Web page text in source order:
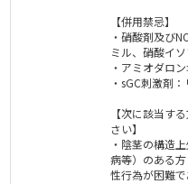
【併用禁忌】
・硝酸剤及び
ミル、硝酸イ
・アミオダロ
・sGC刺激剤
【次に該当す
さい】
・陰茎の構造
病等）のある方
性行為が困難で